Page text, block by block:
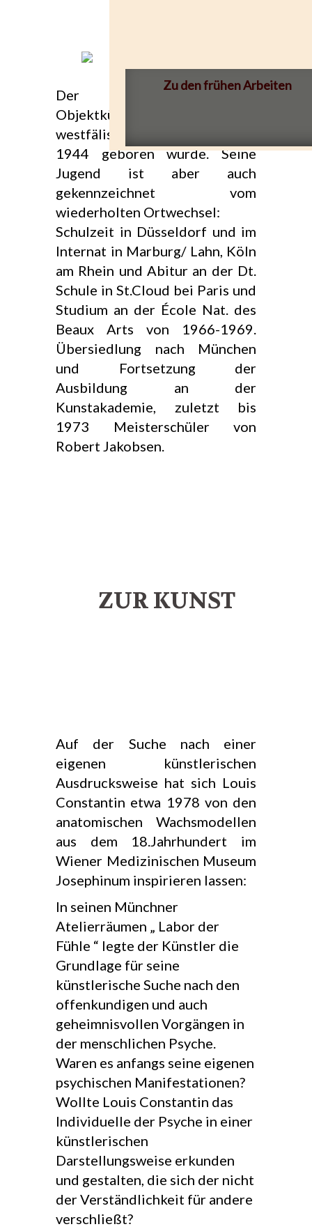
Zu den frühen Arbeiten
Der Bildhauer und
Objektkünstler kommt aus dem
westfälischen Hagen, wo er
1944 geboren wurde. Seine
Jugend ist aber auch
gekennzeichnet vom
wiederholten Ortwechsel:
Schulzeit in Düsseldorf und im
Internat in Marburg/ Lahn, Köln
am Rhein und Abitur an der Dt.
Schule in St.Cloud bei Paris und
Studium an der École Nat. des
Beaux Arts von 1966-1969.
Übersiedlung nach München
und Fortsetzung der
Ausbildung an der
Kunstakademie, zuletzt bis
1973 Meisterschüler von
Robert Jakobsen.
ZUR KUNST
Auf der Suche nach einer
eigenen künstlerischen
Ausdrucksweise hat sich Louis
Constantin etwa 1978 von den
anatomischen Wachsmodellen
aus dem 18.Jahrhundert im
Wiener Medizinischen Museum
Josephinum inspirieren lassen:
In seinen Münchner
Atelierräumen „ Labor der
Fühle “ legte der Künstler die
Grundlage für seine
künstlerische Suche nach den
offenkundigen und auch
geheimnisvollen Vorgängen in
der menschlichen Psyche.
Waren es anfangs seine eigenen
psychischen Manifestationen?
Wollte Louis Constantin das
Individuelle der Psyche in einer
künstlerischen
Darstellungsweise erkunden
und gestalten, die sich der nicht
der Verständlichkeit für andere
verschließt?